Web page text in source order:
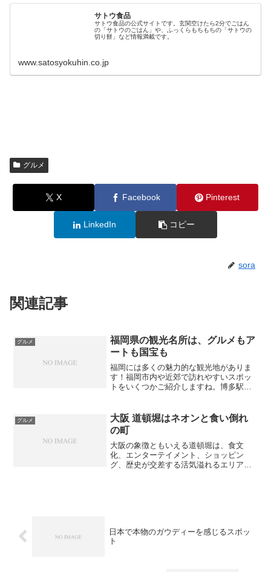
サトウ食品
サトウ食品の公式サイトです。玄関空けたら2分でごはん
の「サトウのごはん」や、ふっくらもちもちの「サトウの
切り餅」など情報満載です。
www.satosyokuhin.co.jp
グルメ
X Facebook Pinterest
LinkedIn コピー
sora
関連記事
グルメ
福岡県の観光名所は、グルメもア
ートも国宝も
福岡には多くの魅力的な観光地がありま
す！福岡市内や近郊で訪れやすいスポッ
トをいくつかご紹介しますね。博多駅周
商業施設です。建物が運河に囲まれ、ユ
ニークで開放的な造りが...
グルメ
大阪 道頓堀はネオンと食い倒れ
の町
大阪の象徴ともいえる道頓堀は、食文
化、エンターテイメント、ショッピン
グ、歴史が交差する活気溢れるエリア
日本で本物のガウディーを感じるスポッ
ト